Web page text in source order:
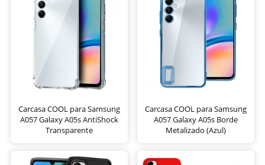
Carcasa COOL para Samsung
A057 Galaxy A05s AntiShock
Transparente
Carcasa COOL para Samsung
A057 Galaxy A05s Borde
Metalizado (Azul)